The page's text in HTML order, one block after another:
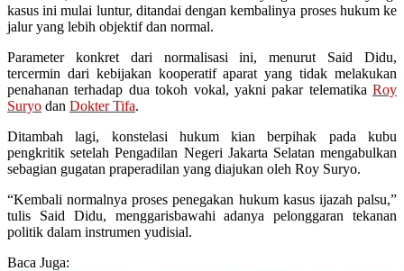
kasus ini mulai luntur, ditandai dengan kembalinya proses hukum ke
jalur yang lebih objektif dan normal.
Parameter konkret dari normalisasi ini, menurut Said Didu,
tercermin dari kebijakan kooperatif aparat yang tidak melakukan
penahanan terhadap dua tokoh vokal, yakni pakar telematika Roy
Suryo dan Dokter Tifa.
Ditambah lagi, konstelasi hukum kian berpihak pada kubu
pengkritik setelah Pengadilan Negeri Jakarta Selatan mengabulkan
sebagian gugatan praperadilan yang diajukan oleh Roy Suryo.
“Kembali normalnya proses penegakan hukum kasus ijazah palsu,”
tulis Said Didu, menggarisbawahi adanya pelonggaran tekanan
politik dalam instrumen yudisial.
Baca Juga: